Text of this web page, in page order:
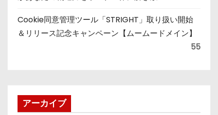
Cookie同意管理ツール「STRIGHT」取り扱い開始
＆リリース記念キャンペーン【ムームードメイン】
55
アーカイブ